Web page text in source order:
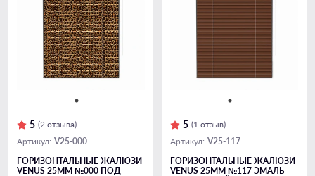
5 (2 отзыва)
Артикул: V25-000
ГОРИЗОНТАЛЬНЫЕ ЖАЛЮЗИ
VENUS 25ММ №000 ПОД
5 (1 отзыв)
Артикул: V25-117
ГОРИЗОНТАЛЬНЫЕ ЖАЛЮЗИ
VENUS 25ММ №117 ЭМАЛЬ